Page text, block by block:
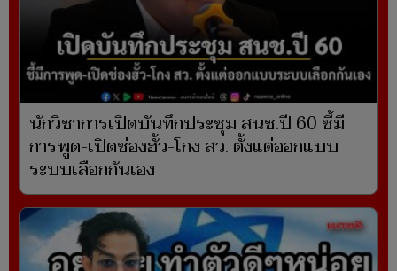
นักวิชาการเปิดบันทึกประชุม สนช.ปี 60 ชี้มี
การพูด-เปิดช่องฮั้ว-โกง สว. ตั้งแต่ออกแบบ
ระบบเลือกกันเอง